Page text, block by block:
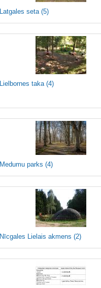
Latgales seta (5)
Lielbornes taka (4)
Medumu parks (4)
Nīcgales Lielais akmens (2)